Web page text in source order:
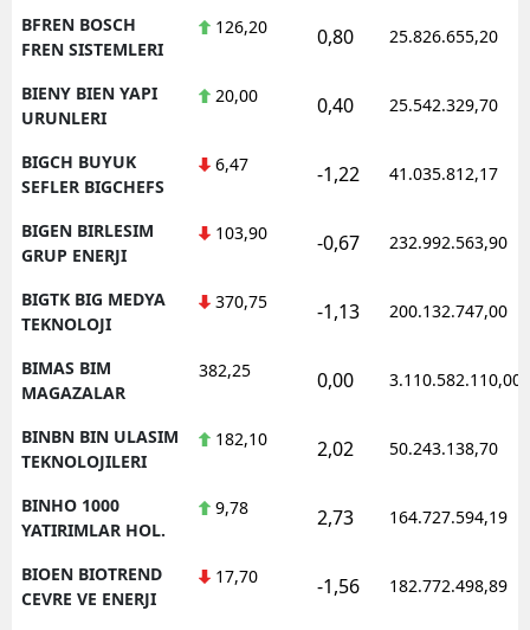
BFREN BOSCH
FREN SISTEMLERI
126,20 0,80 25.826.655,20
BIENY BIEN YAPI
URUNLERI
20,00 0,40 25.542.329,70
BIGCH BUYUK
SEFLER BIGCHEFS
6,47 -1,22 41.035.812,17
BIGEN BIRLESIM
GRUP ENERJI
103,90 -0,67 232.992.563,90
BIGTK BIG MEDYA
TEKNOLOJI
370,75 -1,13 200.132.747,00
BIMAS BIM
MAGAZALAR
382,25 0,00 3.110.582.110,00
BINBN BIN ULASIM
TEKNOLOJILERI
182,10 2,02 50.243.138,70
BINHO 1000
YATIRIMLAR HOL.
9,78 2,73 164.727.594,19
BIOEN BIOTREND
CEVRE VE ENERJI
17,70 -1,56 182.772.498,89